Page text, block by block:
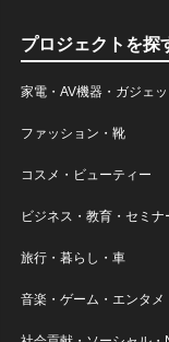
プロジェクトを探
家電・AV機器・ガジェッ
ファッション・靴
コスメ・ビューティー
ビジネス・教育・セミナ
旅行・暮らし・車
音楽・ゲーム・エンタメ